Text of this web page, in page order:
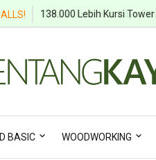
Ribuan Furniture Kayu
BASIC WOODWORKING